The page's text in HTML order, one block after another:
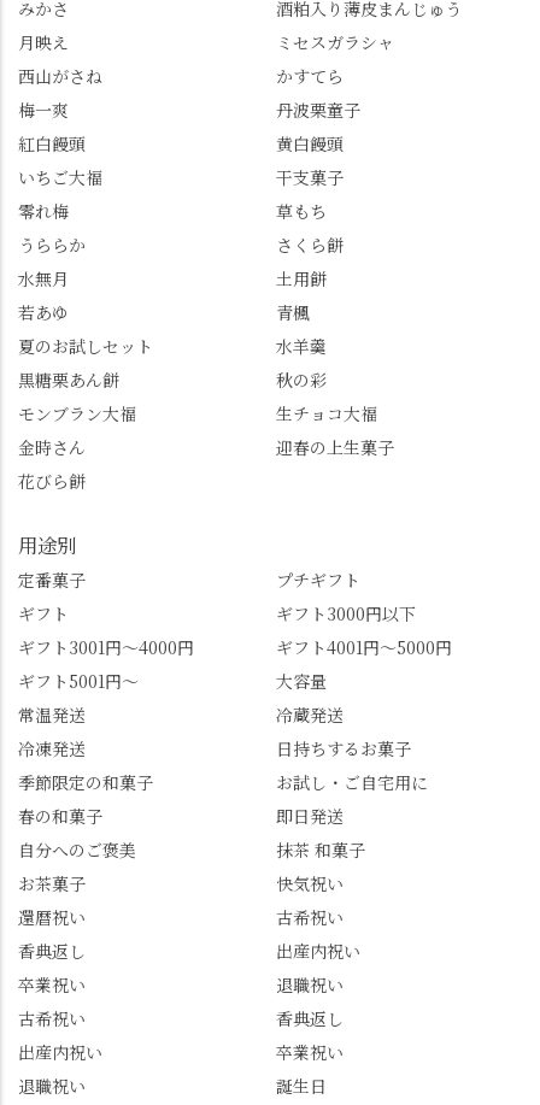
を実施中。期限は
7/26（日）。但し、「み
ゼリーは生の写真を撮
りたかったのですが、
崩れてしまいました。
リ会員の登録はほんと
うにおすすめ。ポイン
トもすぐに貯まります
し、いろんな特典もあ
していない人はぜひこ
の機会に会員登録もし
てみてね。 みなさんは
この中で気になったも
すめ品ばかりです。よ
かったらぜひこの機会
北川🍡 住所 長岡京市う
ぐいす台1-3 TEL 075-
954-0400 営業時間 10:00
@mizuha_kitagawa #セン
ス長岡京 #SENSE長岡
京公式アンバサダー #み
ずは北川 私のアカウン
グルメをメインに発
信。お店選びの参考な
どにご利用いただける
の情報を詳しく知りた
い人は、下記アカウン
トもあわせてチェック
✨ちょうどこの日から
始まった「あじさい供
養」で、池に浮かぶあ
じさいにも出会えるか
も。 天然記念物の「遊
龍の松」は、地を這う
ように伸びる主幹がま
える迫力！そして桂昌
院お手植えと伝わる樹
齢300年超のしだれ
桜。"玉の輿"の語源に
院と徳川綱吉の、教科
書がひっくり返るよう
な再評価のお話まで聞
景、もっと知られてほ
しい！ 🍋締めは「みず
話題のレモンわらび餅
と、夏季限定・竹筒入
り水ようかん「清竹」
んな大満足の笑顔😋 さ
らに日高さんから、な
かの邸の珈琲パックと
小倉山荘のお菓子のサ
で🎁最後の最後まで"お
もてなし"の心を教えて
いただきました。 プロ
ドライバーならではの
ルート取り、駐車場事
情、お客様を飽きさせ
ない語り口…。楽しみ
ながら学びっぱなしの
みかさ
酒粕入り薄皮まんじゅう
月映え
ミセスガラシャ
西山がさね
かすてら
梅一爽
丹波栗童子
紅白饅頭
黄白饅頭
いちご大福
干支菓子
零れ梅
草もち
うららか
さくら餅
水無月
土用餅
若あゆ
青楓
夏のお試しセット
水羊羹
黒糖栗あん餅
秋の彩
モンブラン大福
生チョコ大福
金時さん
迎春の上生菓子
花びら餅
用途別
定番菓子
プチギフト
ギフト
ギフト3000円以下
ギフト3001円～4000円
ギフト4001円～5000円
ギフト5001円～
大容量
常温発送
冷蔵発送
冷凍発送
日持ちするお菓子
季節限定の和菓子
お試し・ご自宅用に
春の和菓子
即日発送
自分へのご褒美
抹茶 和菓子
お茶菓子
快気祝い
還暦祝い
古希祝い
香典返し
出産内祝い
卒業祝い
退職祝い
古希祝い
香典返し
出産内祝い
卒業祝い
退職祝い
誕生日